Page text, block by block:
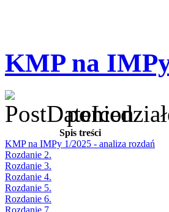
KMP na
Spis treści
KMP na IMPy 1/2025 - analiza rozdań
Rozdanie 2.
Rozdanie 3.
Rozdanie 4.
Rozdanie 5.
Rozdanie 6.
Rozdanie 7.